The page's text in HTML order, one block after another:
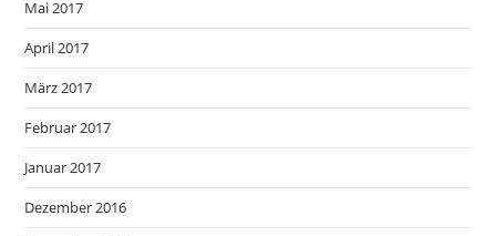
Mai 2017
April 2017
März 2017
Februar 2017
Januar 2017
Dezember 2016